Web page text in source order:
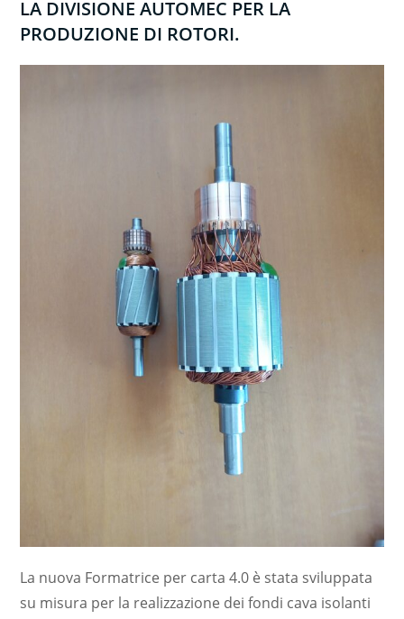
LA DIVISIONE AUTOMEC PER LA
PRODUZIONE DI ROTORI.
La nuova Formatrice per carta 4.0 è stata sviluppata
su misura per la realizzazione dei fondi cava isolanti